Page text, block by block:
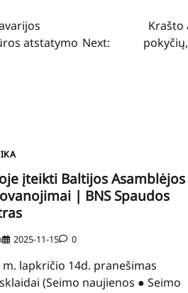
atstatymo Next:
Krašto
įteikti Baltijos Asamblėjos
| BNS Spaudos
2025-11-15 0
m. lapkričio 14d. pranešimas
(Seimo naujienos ● Seimo